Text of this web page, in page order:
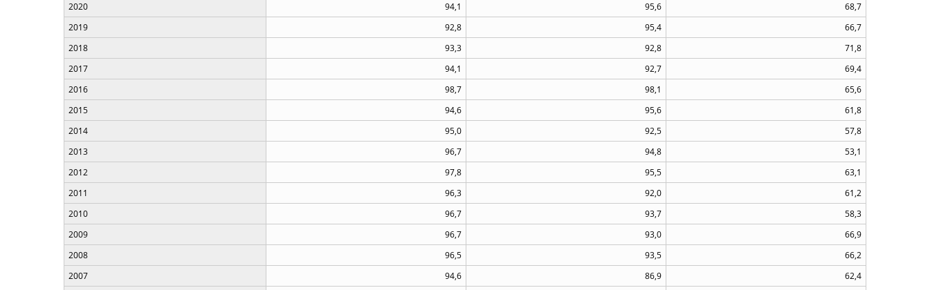
2020
94,1 95,6
68,7
2019
92,8 95,4
66,7
2018
93,3 92,8
71,8
2017
94,1 92,7
69,4
2016
98,7 98,1
65,6
2015
94,6 95,6
61,8
2014
95,0 92,5
57,8
2013
96,7 94,8
53,1
2012
97,8 95,5
63,1
2011
96,3 92,0
61,2
2010
96,7 93,7
58,3
2009
96,7 93,0
66,9
2008
96,5 93,5
66,2
2007
94,6 86,9
62,4